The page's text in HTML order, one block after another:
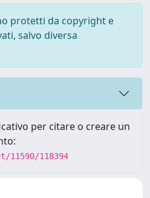
protetti da copyright e
salvo diversa
per citare o creare un
118394